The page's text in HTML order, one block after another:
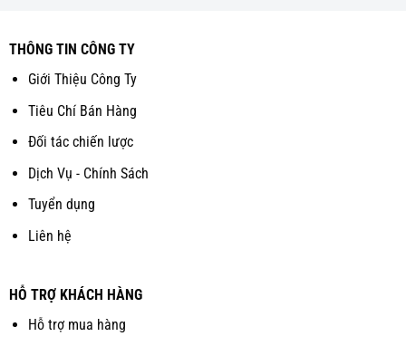
THÔNG TIN CÔNG TY
Giới Thiệu Công Ty
Tiêu Chí Bán Hàng
Đối tác chiến lược
Dịch Vụ - Chính Sách
Tuyển dụng
Liên hệ
HỖ TRỢ KHÁCH HÀNG
Hỗ trợ mua hàng